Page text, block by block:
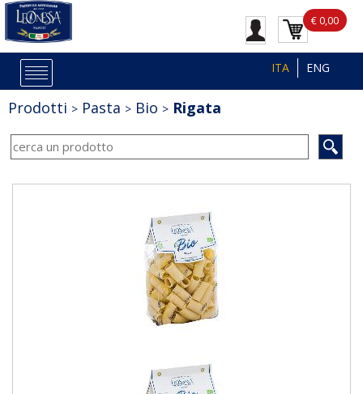
€ 0,00
ITA ENG
Prodotti Pasta Bio Rigata